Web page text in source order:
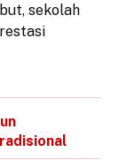
sekolah